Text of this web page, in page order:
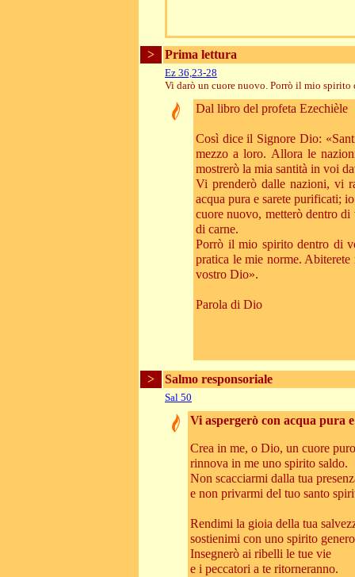
> Prima lettura
Ez 36,23-28
Vi darò un cuore nuovo. Porrò il mio spirito
Dal libro del profeta Ezechièle
Così dice il Signore Dio:
mezzo a loro. Allora le
mostrerò la mia santità in voi
Vi prenderò dalle nazioni, vi
acqua pura e sarete purificati;
cuore nuovo, metterò dentro
di carne.
Porrò il mio spirito dentro di
pratica le mie norme.
vostro Dio».
Parola di Dio
> Salmo responsoriale
Sal 50
Vi aspergerò con acqua pura
Crea in me, o Dio, un cuore
rinnova in me uno spirito saldo.
Non scacciarmi dalla tua
e non privarmi del tuo santo
Rendimi la gioia della tua
sostienimi con uno spirito
Insegnerò ai ribelli le tue vie
e i peccatori a te ritorneranno.